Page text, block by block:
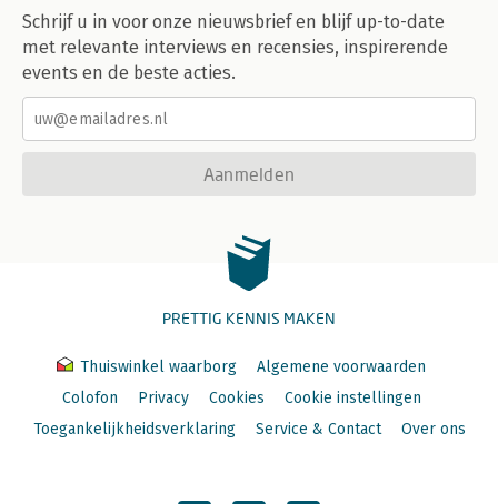
Schrijf u in voor onze nieuwsbrief en blijf up-to-date
met relevante interviews en recensies, inspirerende
events en de beste acties.
Aanmelden
PRETTIG KENNIS MAKEN
Thuiswinkel waarborg
Algemene voorwaarden
Colofon
Privacy Cookies
Cookie instellingen
Toegankelijkheidsverklaring
Service & Contact Over ons